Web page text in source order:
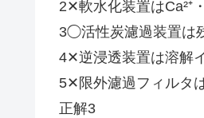
2✕軟水化装置はCa²⁺
3◯活性炭濾過装置は
4✕逆浸透装置は溶解
5✕限外濾過フィルタ
正解3